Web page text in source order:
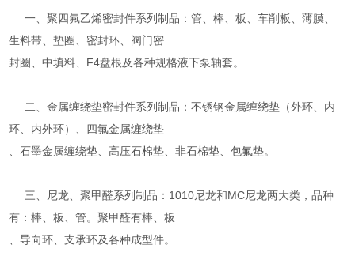
一、聚四氟乙烯密封件系列制品：管、棒、板、车削板、薄膜、
生料带、垫圈、密封环、阀门密
封圈、中填料、F4盘根及各种规格液下泵轴套。
二、金属缠绕垫密封件系列制品：不锈钢金属缠绕垫（外环、内
环、内外环）、四氟金属缠绕垫
、石墨金属缠绕垫、高压石棉垫、非石棉垫、包氟垫。
三、尼龙、聚甲醛系列制品：1010尼龙和MC尼龙两大类，品种
有：棒、板、管。聚甲醛有棒、板
、导向环、支承环及各种成型件。